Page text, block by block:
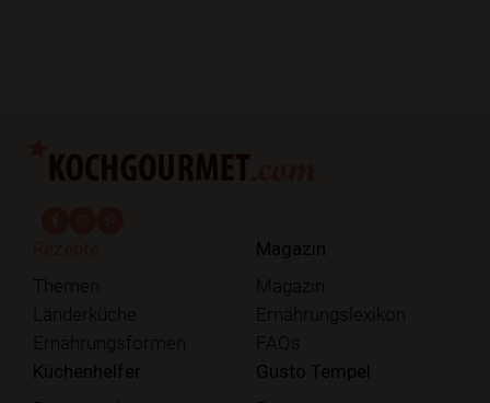
Themen
Länderküche
Ernährungsformen
Magazin
Magazin
Ernährungslexikon
FAQs
Küchenhelfer Gusto Tempel